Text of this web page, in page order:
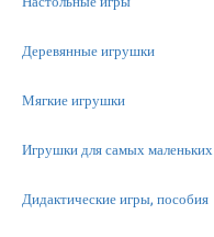
Деревянные игрушки
Мягкие игрушки
Игрушки для самых маленьких
Дидактические игры, пособия